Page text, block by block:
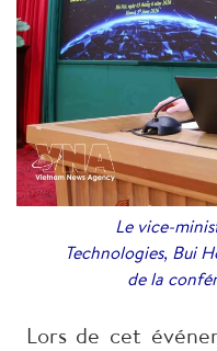
Le vice-
Technologies, Bui
de la
Lors de cet